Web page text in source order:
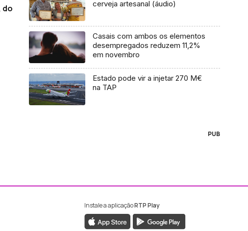
do
cerveja artesanal (áudio)
Casais com ambos os elementos
desempregados reduzem 11,2%
em novembro
Estado pode vir a injetar 270 M€
na TAP
PUB
Facebook da RTP Madeira
Instagram da RTP Madeira
Instale a aplicaçãoRTP Play